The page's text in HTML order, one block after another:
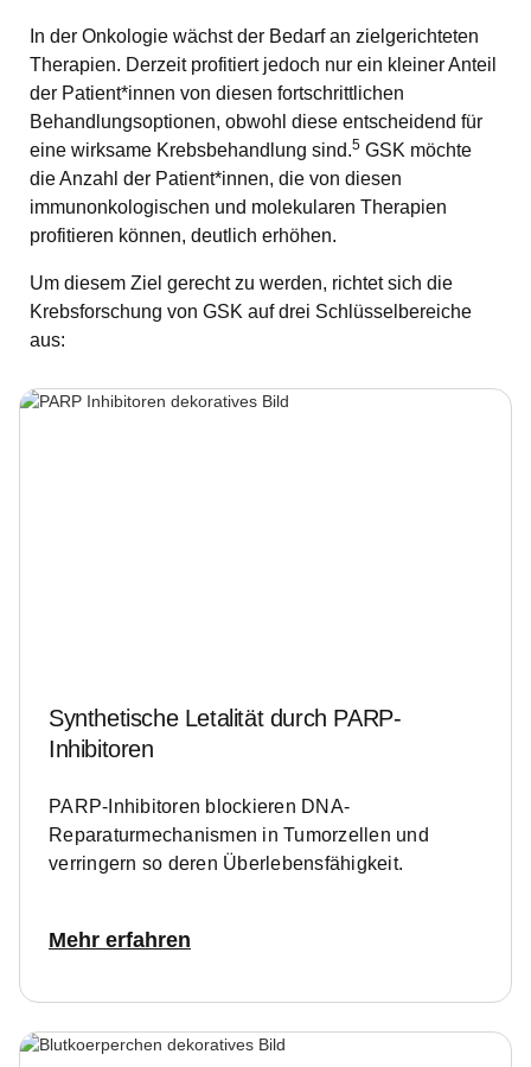
In der Onkologie wächst der Bedarf an zielgerichteten
Therapien. Derzeit profitiert jedoch nur ein kleiner Anteil
der Patient*innen von diesen fortschrittlichen
Behandlungsoptionen, obwohl diese entscheidend für
eine wirksame Krebsbehandlung sind.5 GSK möchte
die Anzahl der Patient*innen, die von diesen
immunonkologischen und molekularen Therapien
profitieren können, deutlich erhöhen.
Um diesem Ziel gerecht zu werden, richtet sich die
Krebsforschung von GSK auf drei Schlüsselbereiche
aus:
Synthetische Letalität durch PARP-
Inhibitoren
PARP-Inhibitoren blockieren DNA-
Reparaturmechanismen in Tumorzellen und
verringern so deren Überlebensfähigkeit.
Mehr erfahren